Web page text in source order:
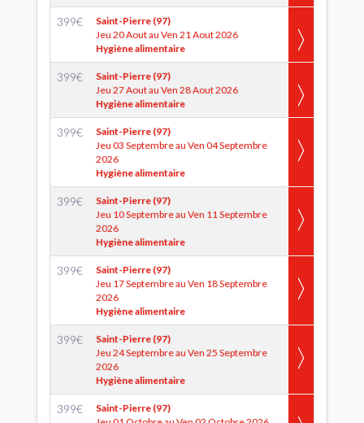
399€
Saint-Pierre (97)
Jeu 20 Aout au Ven 21 Aout 2026
Hygiène alimentaire
399€
Saint-Pierre (97)
Jeu 27 Aout au Ven 28 Aout 2026
Hygiène alimentaire
399€
Saint-Pierre (97)
Jeu 03 Septembre au Ven 04 Septembre
2026
Hygiène alimentaire
399€
Saint-Pierre (97)
Jeu 10 Septembre au Ven 11 Septembre
2026
Hygiène alimentaire
399€
Saint-Pierre (97)
Jeu 17 Septembre au Ven 18 Septembre
2026
Hygiène alimentaire
399€
Saint-Pierre (97)
Jeu 24 Septembre au Ven 25 Septembre
2026
Hygiène alimentaire
399€
Saint-Pierre (97)